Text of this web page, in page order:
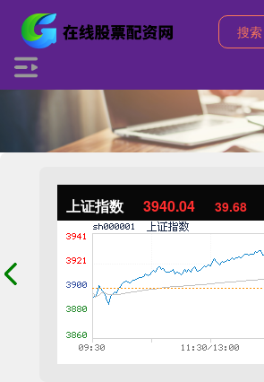
上证指数 3940.04 39.68